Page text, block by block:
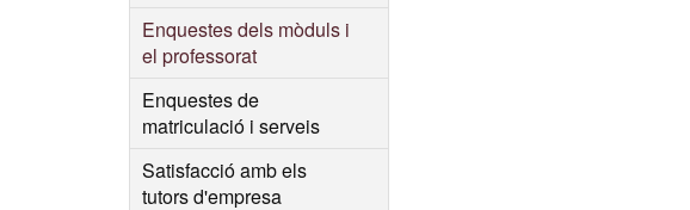
Enquestes dels mòduls i
el professorat
Enquestes de
matriculació i serveis
Satisfacció amb els
tutors d'empresa